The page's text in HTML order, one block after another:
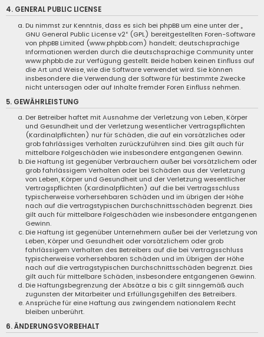
4. GENERAL PUBLIC LICENSE
Du nimmst zur Kenntnis, dass es sich bei phpBB um eine unter der „
GNU General Public License v2“ (GPL) bereitgestellten Foren-Software
von phpBB Limited (www.phpbb.com) handelt; deutschsprachige
Informationen werden durch die deutschsprachige Community unter
www.phpbb.de zur Verfügung gestellt. Beide haben keinen Einfluss auf
die Art und Weise, wie die Software verwendet wird. Sie können
insbesondere die Verwendung der Software für bestimmte Zwecke
nicht untersagen oder auf Inhalte fremder Foren Einfluss nehmen.
5. GEWÄHRLEISTUNG
Der Betreiber haftet mit Ausnahme der Verletzung von Leben, Körper
und Gesundheit und der Verletzung wesentlicher Vertragspflichten
(Kardinalpflichten) nur für Schäden, die auf ein vorsätzliches oder
grob fahrlässiges Verhalten zurückzuführen sind. Dies gilt auch für
mittelbare Folgeschäden wie insbesondere entgangenen Gewinn.
Die Haftung ist gegenüber Verbrauchern außer bei vorsätzlichem oder
grob fahrlässigem Verhalten oder bei Schäden aus der Verletzung
von Leben, Körper und Gesundheit und der Verletzung wesentlicher
Vertragspflichten (Kardinalpflichten) auf die bei Vertragsschluss
typischerweise vorhersehbaren Schäden und im übrigen der Höhe
nach auf die vertragstypischen Durchschnittsschäden begrenzt. Dies
gilt auch für mittelbare Folgeschäden wie insbesondere entgangenen
Gewinn.
Die Haftung ist gegenüber Unternehmern außer bei der Verletzung von
Leben, Körper und Gesundheit oder vorsätzlichem oder grob
fahrlässigem Verhalten des Betreibers auf die bei Vertragsschluss
typischerweise vorhersehbaren Schäden und im Übrigen der Höhe
nach auf die vertragstypischen Durchschnittsschäden begrenzt. Dies
gilt auch für mittelbare Schäden, insbesondere entgangenen Gewinn.
Die Haftungsbegrenzung der Absätze a bis c gilt sinngemäß auch
zugunsten der Mitarbeiter und Erfüllungsgehilfen des Betreibers.
Ansprüche für eine Haftung aus zwingendem nationalem Recht
bleiben unberührt.
6. ÄNDERUNGSVORBEHALT